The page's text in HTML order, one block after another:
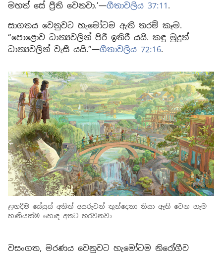
මහත් සේ ප්‍රීති වෙනවා.’—ගීතාවලිය 37:11.
සාගතය වෙනුවට හැමෝටම ඇති තරම් කෑම.
“පොළොව ධාන්‍යවලින් පිරී ඉතිරී යයි. කඳු මුදුන්
ධාන්‍යවලින් වැසී යයි.”—ගීතාවලිය 72:16.
ළඟදීම යේසුස් අනිත් අසරුවන් තුන්දෙනා නිසා ඇති වෙන හැම
හානියක්ම හොඳ අතට හරවනවා
වසංගත, මරණය වෙනුවට හැමෝටම නිරෝගීව